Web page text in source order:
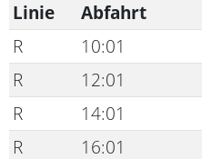
Linie Abfahrt
R
10:01
R
12:01
R
14:01
R
16:01